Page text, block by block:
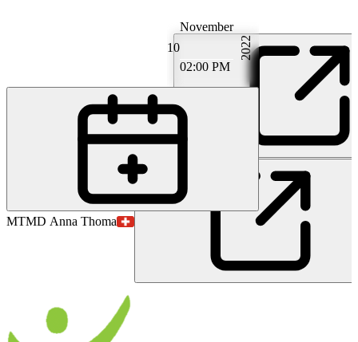
10
November
02:00 PM
2022
Prof. MD Stephan Gadola
MTMD Anna Thoma